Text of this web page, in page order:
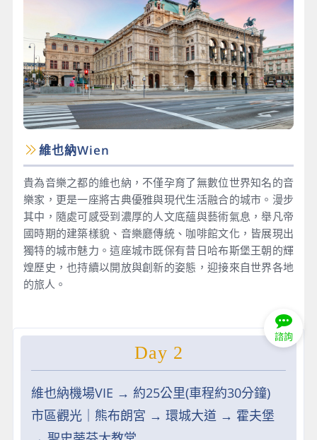
維也納Wien
貴為音樂之都的維也納，不僅孕育了無數位世界知名的音
樂家，更是一座將古典優雅與現代生活融合的城市。漫步
其中，隨處可感受到濃厚的人文底蘊與藝術氣息，舉凡帝
國時期的建築樣貌、音樂廳傳統、咖啡館文化，皆展現出
獨特的城市魅力。這座城市既保有昔日哈布斯堡王朝的輝
煌歷史，也持續以開放與創新的姿態，迎接來自世界各地
的旅人。
Day 2
維也納機場VIE → 約25公里(車程約30分鐘)
市區觀光｜熊布朗宮 → 環城大道 → 霍夫堡
諮詢